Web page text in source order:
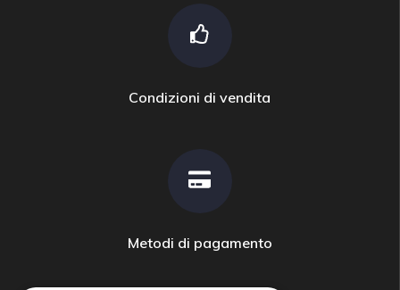
Condizioni di vendita
Metodi di pagamento